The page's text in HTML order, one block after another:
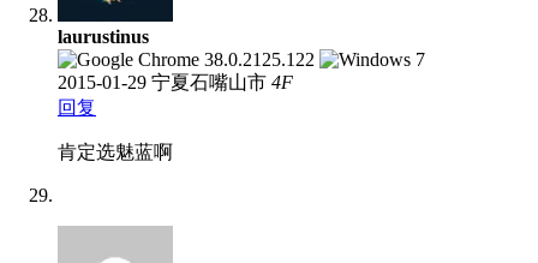
laurustinus
2015-01-29 宁夏石嘴山市 4F
回复
肯定选魅蓝啊